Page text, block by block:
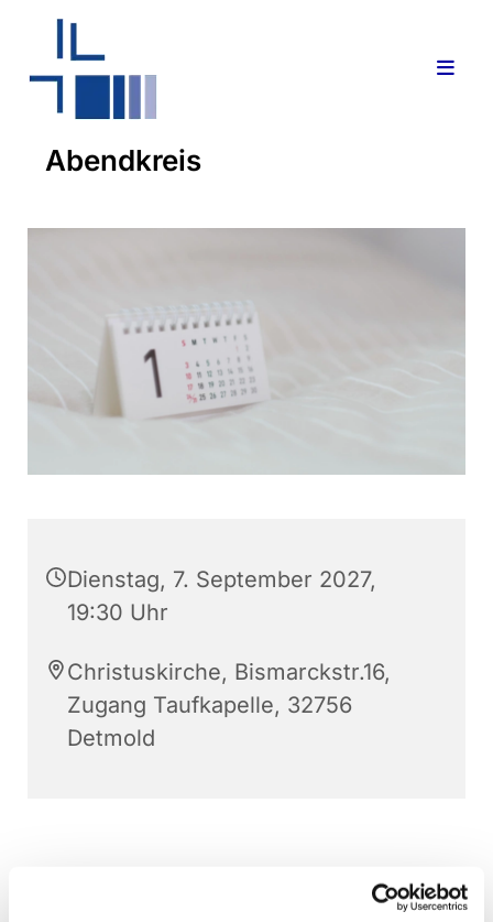
Abendkreis
Dienstag, 7. September 2027,
19:30 Uhr
Christuskirche, Bismarckstr.16,
Zugang Taufkapelle, 32756
Detmold